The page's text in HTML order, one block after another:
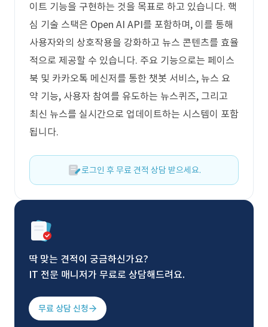
이트 기능을 구현하는 것을 목표로 하고 있습니다. 핵
심 기술 스택은 Open AI API를 포함하며, 이를 통해
사용자와의 상호작용을 강화하고 뉴스 콘텐츠를 효율
적으로 제공할 수 있습니다. 주요 기능으로는 페이스
북 및 카카오톡 메신저를 통한 챗봇 서비스, 뉴스 요
약 기능, 사용자 참여를 유도하는 뉴스퀴즈, 그리고
최신 뉴스를 실시간으로 업데이트하는 시스템이 포함
됩니다.
로그인 후 무료 견적 상담 받으세요.
딱 맞는 견적이 궁금하신가요?
IT 전문 매니저가 무료로 상담해드려요.
무료 상담 신청